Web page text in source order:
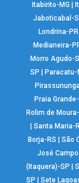
Itabirito-MG
Jaboticabal-
Londrina-PR|
Medianeira-
Morro Agudo-
SP
Paracatu-
Praia
Rolim de
|Santa Maria-
Borja-RS
|São
José
(Itaquera)-SP
|
SP
|Sete